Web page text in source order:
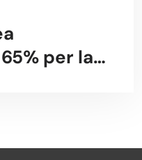
per la